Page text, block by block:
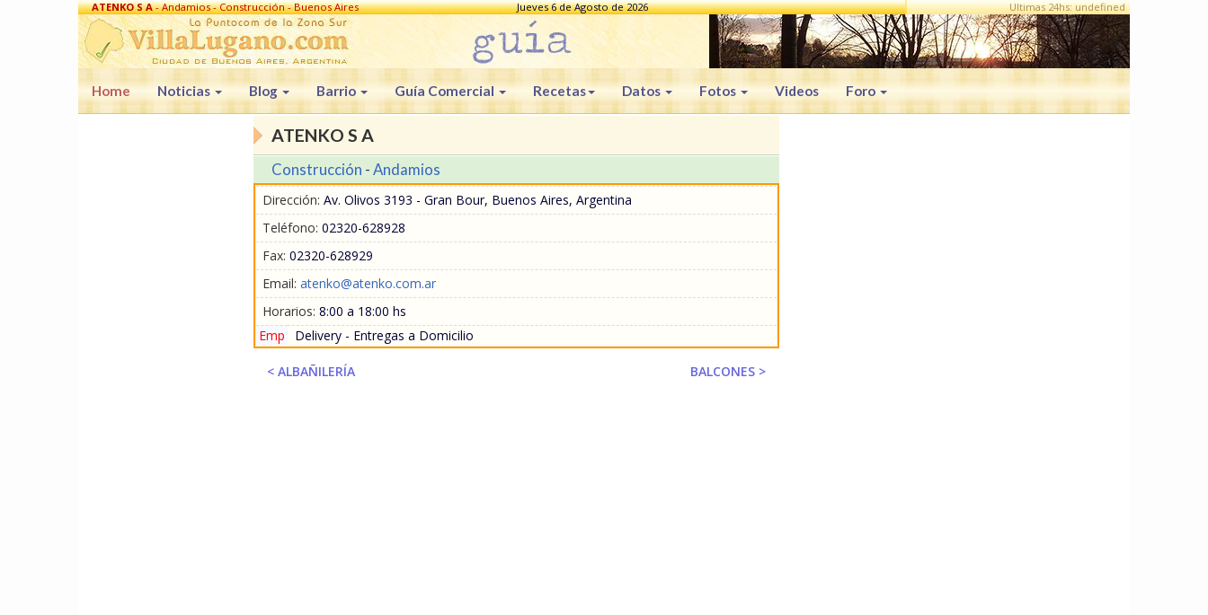
ATENKO S A- Andamios - Construcción - Buenos Aires Jueves 6 de Agosto de 2026 Ultimas 24hs: undefined
Home Noticias Blog Barrio Guía Comercial Recetas Datos Fotos Videos Foro
ATENKO S A
Construcción -Andamios
Dirección: Av. Olivos 3193 - Gran Bour, Buenos Aires, Argentina
Teléfono: 02320-628928
Fax: 02320-628929
Email: atenko@atenko.com.ar
Horarios: 8:00 a 18:00 hs
Emp
Delivery - Entregas a Domicilio
< ALBAÑILERÍA BALCONES >